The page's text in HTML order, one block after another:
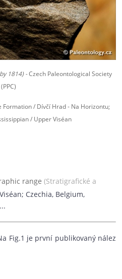
1814) -Czech Paleontological Society
(PPC)
Formation / Dívčí Hrad - Na Horizontu;
/ Upper Viséan
range (Stratigrafické a
Viséan; Czechia, Belgium,
Fig.1 je první publikovaný nález